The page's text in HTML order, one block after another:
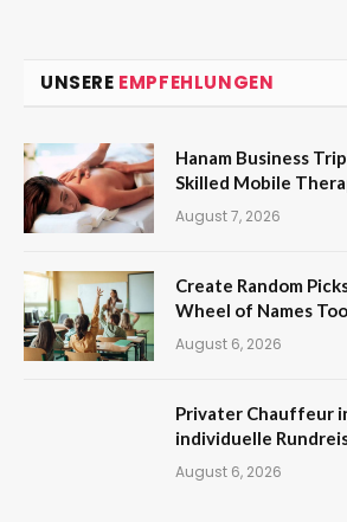
UNSERE EMPFEHLUNGEN
Hanam Business
Skilled Mobile
August 7, 2026
Create Random
Wheel of Names
August 6, 2026
Privater Chauffeur
individuelle
August 6, 2026